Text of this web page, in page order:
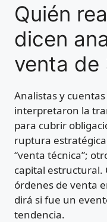
Quién
dicen
venta de
Analistas y
interpretaron la
para cubrir
ruptura
“venta técnica”;
capital estructural.
órdenes de venta
dirá si fue un
tendencia.